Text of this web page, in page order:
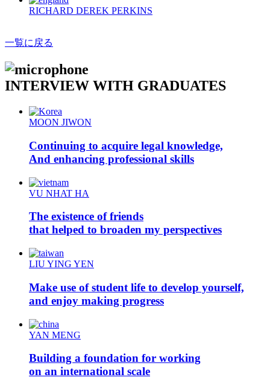
RICHARD DEREK PERKINS
一覧に戻る
INTERVIEW WITH GRADUATES
MOON JIWON
Continuing to acquire legal knowledge,
And enhancing professional skills
VU NHAT HA
The existence of friends
that helped to broaden my perspectives
LIU YING YEN
Make use of student life to develop yourself,
and enjoy making progress
YAN MENG
Building a foundation for working
on an international scale